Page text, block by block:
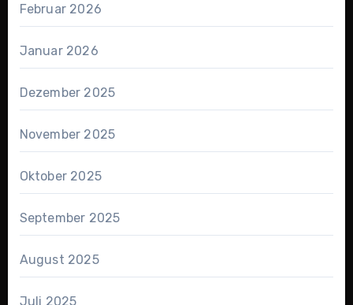
Februar 2026
Januar 2026
Dezember 2025
November 2025
Oktober 2025
September 2025
August 2025
Juli 2025